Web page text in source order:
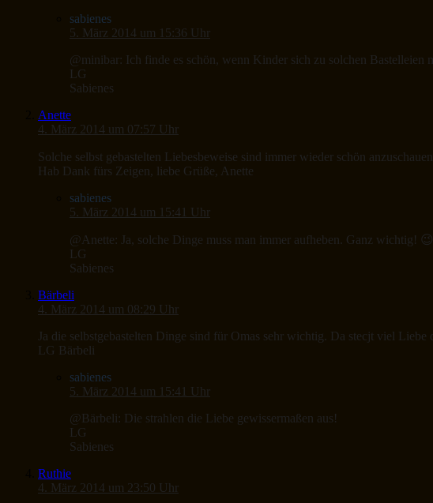
sabienes
5. März 2014 um 15:36 Uhr
@minibar: Ich finde es schön, wenn Kinder sich zu solchen Bastelleien
LG
Sabienes
Anette
4. März 2014 um 07:57 Uhr
Solche selbst gebastelten Liebesbeweise sind immer wieder schön
Hab Dank fürs Zeigen, liebe Grüße, Anette
sabienes
5. März 2014 um 15:41 Uhr
@Anette: Ja, solche Dinge muss man immer aufheben. Ganz wichtig! 😉
LG
Sabienes
Bärbeli
4. März 2014 um 08:29 Uhr
Ja die selbstgebastelten Dinge sind für Omas sehr wichtig. Da stecjt viel Liebe
LG Bärbeli
sabienes
5. März 2014 um 15:41 Uhr
@Bärbeli: Die strahlen die Liebe gewissermaßen aus!
LG
Sabienes
Ruthie
4. März 2014 um 23:50 Uhr